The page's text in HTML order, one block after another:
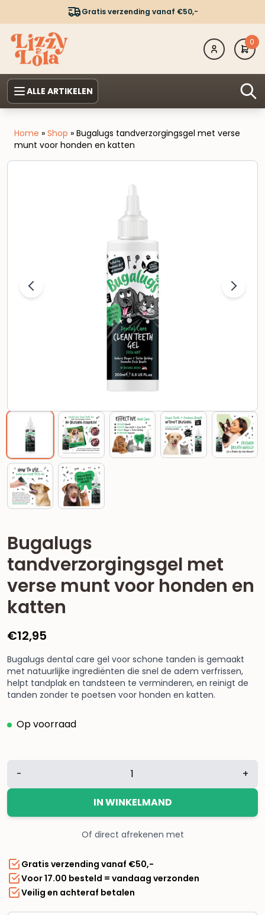
Gratis verzending vanaf €50,-
0
ALLE ARTIKELEN
Home » Shop » Bugalugs tandverzorgingsgel met verse
munt voor honden en katten
Bugalugs
tandverzorgingsgel met
verse munt voor honden en
katten
€12,95
Bugalugs dental care gel voor schone tanden is gemaakt
met natuurlijke ingrediënten die snel de adem verfrissen,
helpt tandplak en tandsteen te verminderen, en reinigt de
tanden zonder te poetsen voor honden en katten.
Op voorraad
met
en
katten
aantal
- +
IN WINKELMAND
Of direct afrekenen met
Gratis verzending vanaf €50,-
Voor 17.00 besteld = vandaag verzonden
Veilig en achteraf betalen